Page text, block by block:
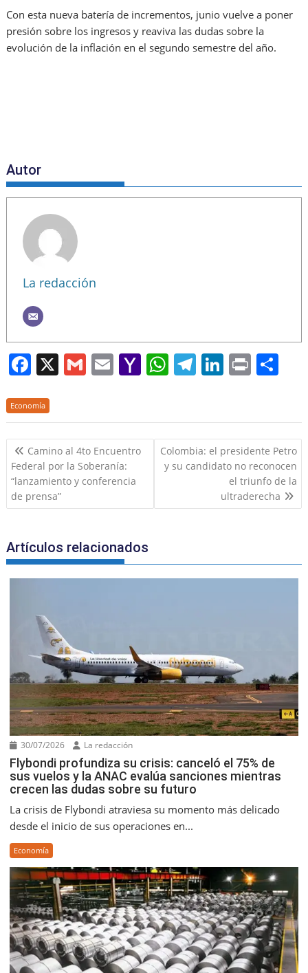
Con esta nueva batería de incrementos, junio vuelve a poner
presión sobre los ingresos y reaviva las dudas sobre la
evolución de la inflación en el segundo semestre del año.
Autor
La redacción
F
c
e
b
o
o
k
X G
l
E
l
Y
o
l
W
s
A
p
T
gr
a
m
Li
e
dI
n
Pr
e
Economía
Navegación
de
entradas
Camino al 4to Encuentro
Federal por la Soberanía:
“lanzamiento y conferencia
de prensa”
Colombia: el presidente Petro
y su candidato no reconocen
el triunfo de la
ultraderecha
Artículos relacionados
30/07/2026 La redacción
Flybondi profundiza su crisis: canceló el 75% de
sus vuelos y la ANAC evalúa sanciones mientras
crecen las dudas sobre su futuro
La crisis de Flybondi atraviesa su momento más delicado
desde el inicio de sus operaciones en...
Economía